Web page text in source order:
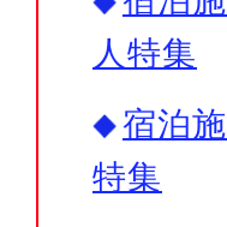
人特集
宿泊
特集